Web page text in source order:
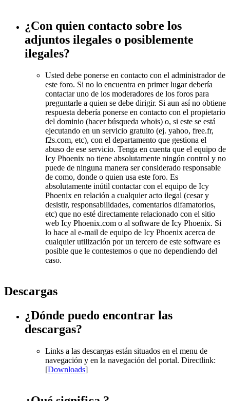
¿Con quien contacto sobre los
adjuntos ilegales o posiblemente
ilegales?
Usted debe ponerse en contacto con el administrador de
este foro. Si no lo encuentra en primer lugar debería
contactar uno de los moderadores de los foros para
preguntarle a quien se debe dirigir. Si aun así no obtiene
respuesta debería ponerse en contacto con el propietario
del dominio (hacer búsqueda whois) o, si este se está
ejecutando en un servicio gratuito (ej. yahoo, free.fr,
f2s.com, etc), con el departamento que gestiona el
abuso de ese servicio. Tenga en cuenta que el equipo de
Icy Phoenix no tiene absolutamente ningún control y no
puede de ninguna manera ser considerado responsable
de como, donde o quien usa este foro. Es
absolutamente inútil contactar con el equipo de Icy
Phoenix en relación a cualquier acto ilegal (cesar y
desistir, responsabilidades, comentarios difamatorios,
etc) que no esté directamente relacionado con el sitio
web Icy Phoenix.com o al software de Icy Phoenix. Si
lo hace al e-mail de equipo de Icy Phoenix acerca de
cualquier utilización por un tercero de este software es
posible que le contestemos o que no dependiendo del
caso.
Descargas
¿Dónde puedo encontrar las
descargas?
Links a las descargas están situados en el menu de
navegación y en la navegación del portal. Directlink:
[Downloads]